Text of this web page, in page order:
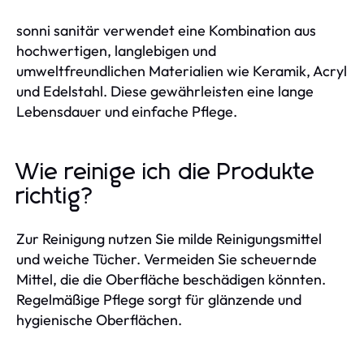
sonni sanitär verwendet eine Kombination aus
hochwertigen, langlebigen und
umweltfreundlichen Materialien wie Keramik, Acryl
und Edelstahl. Diese gewährleisten eine lange
Lebensdauer und einfache Pflege.
Wie reinige ich die Produkte
richtig?
Zur Reinigung nutzen Sie milde Reinigungsmittel
und weiche Tücher. Vermeiden Sie scheuernde
Mittel, die die Oberfläche beschädigen könnten.
Regelmäßige Pflege sorgt für glänzende und
hygienische Oberflächen.